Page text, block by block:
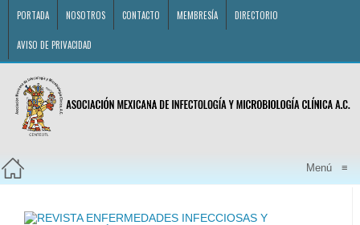
PORTADA NOSOTROS CONTACTO MEMBRESÍA DIRECTORIO
AVISO DE PRIVACIDAD
Menú ≡